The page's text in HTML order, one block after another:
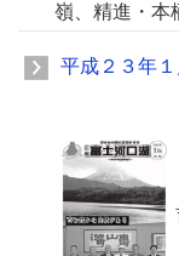
嶺、精進・本
平成２３年１